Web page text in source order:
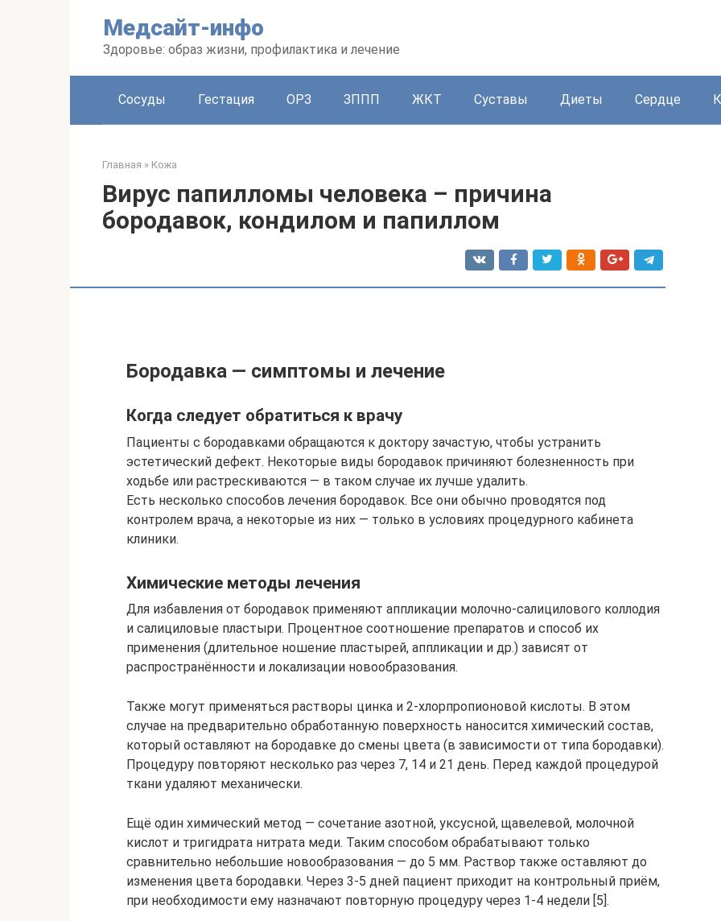
Медсайт-инфо
Здоровье: образ жизни, профилактика и лечение
Сосуды Гестация ОРЗ ЗППП ЖКТ Суставы Диеты Сердце
Главная » Кожа
Вирус папилломы человека – причина
бородавок, кондилом и папиллом
Бородавка — симптомы и лечение
Когда следует обратиться к врачу
Пациенты с бородавками обращаются к доктору зачастую, чтобы устранить
эстетический дефект. Некоторые виды бородавок причиняют болезненность при
ходьбе или растрескиваются — в таком случае их лучше удалить.
Есть несколько способов лечения бородавок. Все они обычно проводятся под
контролем врача, а некоторые из них — только в условиях процедурного кабинета
клиники.
Химические методы лечения
Для избавления от бородавок применяют аппликации молочно-салицилового коллодия
и салициловые пластыри. Процентное соотношение препаратов и способ их
применения (длительное ношение пластырей, аппликации и др.) зависят от
распространённости и локализации новообразования.
Также могут применяться растворы цинка и 2-хлорпропионовой кислоты. В этом
случае на предварительно обработанную поверхность наносится химический состав,
который оставляют на бородавке до смены цвета (в зависимости от типа бородавки).
Процедуру повторяют несколько раз через 7, 14 и 21 день. Перед каждой процедурой
ткани удаляют механически.
Ещё один химический метод — сочетание азотной, уксусной, щавелевой, молочной
кислот и тригидрата нитрата меди. Таким способом обрабатывают только
сравнительно небольшие новообразования — до 5 мм. Раствор также оставляют до
изменения цвета бородавки. Через 3-5 дней пациент приходит на контрольный приём,
при необходимости ему назначают повторную процедуру через 1-4 недели [5].